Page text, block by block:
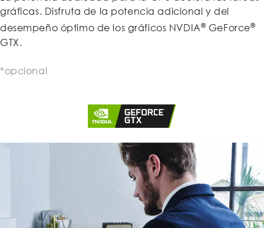
gráficas. Disfruta de la potencia adicional y del
desempeño óptimo de los gráficos NVDIA®GeForce®
GTX.
*opcional